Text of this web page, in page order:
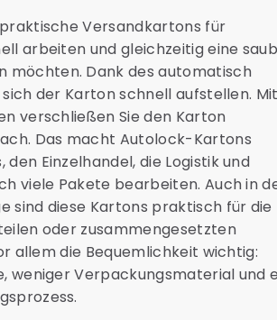
Versandkartons für
arbeiten und gleichzeitig eine
möchten. Dank des automatisch
der Karton schnell aufstellen.
verschließen Sie den Karton
Das macht Autolock-Kartons
Einzelhandel, die Logistik und
viele Pakete bearbeiten. Auch in
sind diese Kartons praktisch für die
oder zusammengesetzten
allem die Bequemlichkeit wichtig:
weniger Verpackungsmaterial und